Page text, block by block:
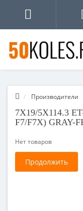
Производители
7X19/5X114.3
F7/F7X) GRAY-
Нет товаров
Продолжить